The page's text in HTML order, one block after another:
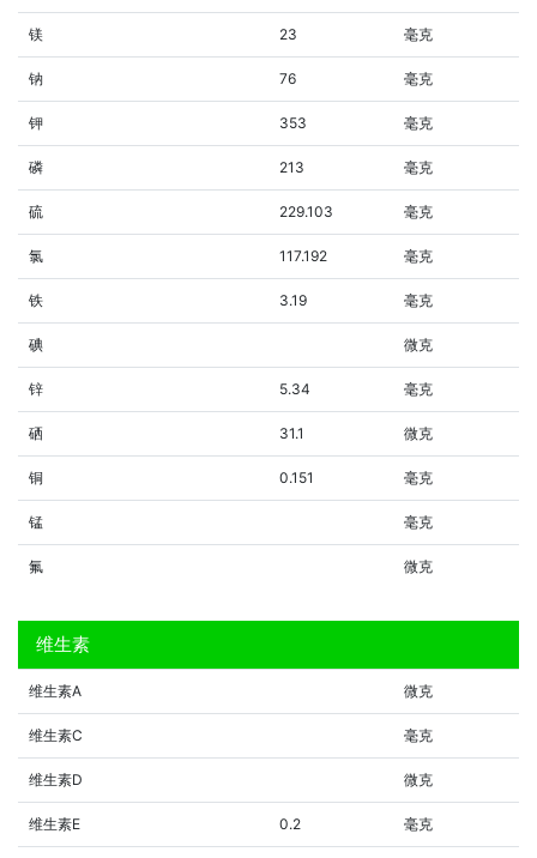
镁 23 毫克
钠 76 毫克
钾 353 毫克
磷 213 毫克
硫 229.103 毫克
氯 117.192 毫克
铁 3.19 毫克
碘 微克
锌 5.34 毫克
硒 31.1 微克
铜 0.151 毫克
锰 毫克
氟 微克
维生素
维生素A 微克
维生素C 毫克
维生素D 微克
维生素E 0.2 毫克